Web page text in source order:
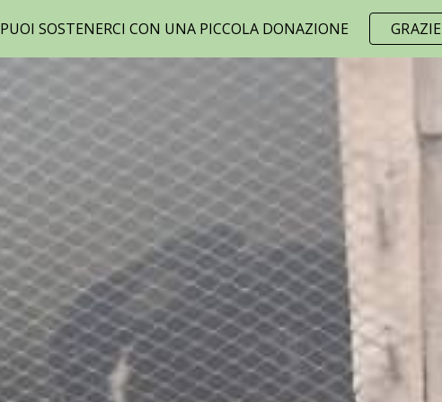
Skip to main content Skip to
PUOI SOSTENERCI CON UNA PICCOLA DONAZIONE